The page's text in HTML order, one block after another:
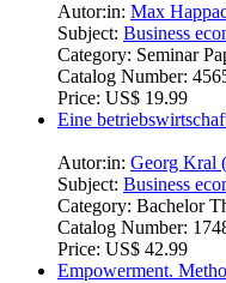
Autor:in: Max
Subject: Business
Category: Seminar
Catalog Number:
Price: US$ 19.99
Eine
Autor:in: Georg Kral
Subject: Business
Category: Bachelor
Catalog Number:
Price: US$ 42.99
Empowerment.